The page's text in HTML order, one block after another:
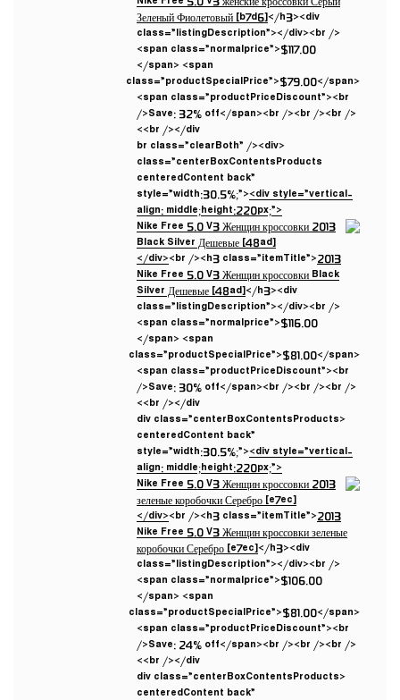
Зеленый Фиолетовый [b7d6]</h3><div
class=”listingDescription”></div><br />
<span class=”normalprice”>$117.00
</span> <span
class=”productSpecialPrice”>$79.00</span>
<span class=”productPriceDiscount”><br
/>Save: 32% off</span><br /><br /><br />
<br /></div>
<br class=”clearBoth” /><div
class=”centerBoxContentsProducts
centeredContent back”
style=”width:30.5%;”><div style=”vertical-
align: middle;height:220px;”>
</div><br /><h3 class=”itemTitle”>2013
Nike Free 5.0 V3 Женщин кроссовки Black
Silver Дешевые [48ad]</h3><div
class=”listingDescription”></div><br />
<span class=”normalprice”>$116.00
</span> <span
class=”productSpecialPrice”>$81.00</span>
<span class=”productPriceDiscount”><br
/>Save: 30% off</span><br /><br /><br />
<br /></div>
<div class=”centerBoxContentsProducts
centeredContent back”
style=”width:30.5%;”><div style=”vertical-
align: middle;height:220px;”>
</div><br /><h3 class=”itemTitle”>2013
Nike Free 5.0 V3 Женщин кроссовки зеленые
коробочки Серебро [e7ec]</h3><div
class=”listingDescription”></div><br />
<span class=”normalprice”>$106.00
</span> <span
class=”productSpecialPrice”>$81.00</span>
<span class=”productPriceDiscount”><br
/>Save: 24% off</span><br /><br /><br />
<br /></div>
<div class=”centerBoxContentsProducts
centeredContent back”